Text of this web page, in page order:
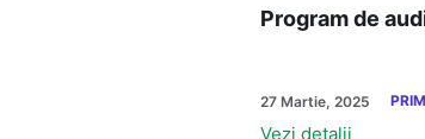
Program de
27 Martie, 2025
Vezi detalii